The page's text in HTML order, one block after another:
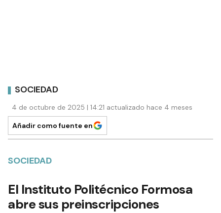
SOCIEDAD
4 de octubre de 2025 | 14:21 actualizado hace 4 meses
Añadir como fuente en
SOCIEDAD
El Instituto Politécnico Formosa
abre sus preinscripciones